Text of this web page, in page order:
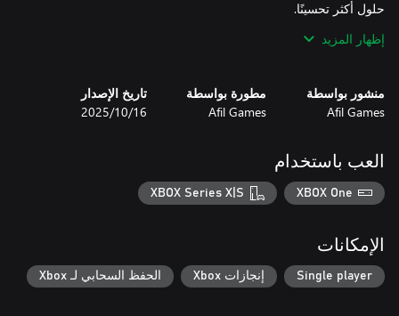
إظهار المزيد
منشور بواسطة
Afil Games
مطورة بواسطة
Afil Games
تاريخ الإصدار
16‏/10‏/2025
العب باستخدام
XBOX One
XBOX Series X|S
الإمكانات
Single player إنجازات Xbox الحفظ السحابي لـ Xbox